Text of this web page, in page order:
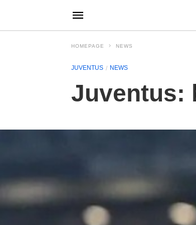
HOMEPAGE NEWS
JUVENTUS NEWS
Juventus: